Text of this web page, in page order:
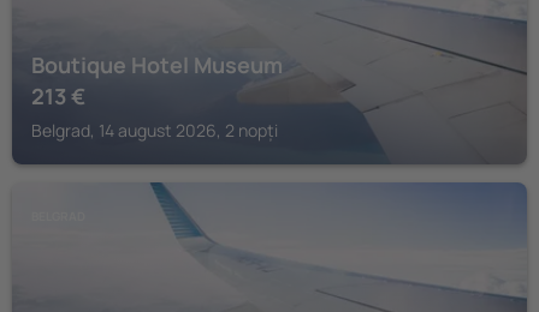
Boutique Hotel Museum
213 €
Belgrad, 14 august 2026, 2 nopți